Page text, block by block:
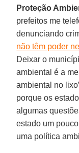
Proteção
prefeitos me
denunciando
não têm poder
Deixar o
ambiental é a
ambiental no
porque os
algumas
estado um
uma política